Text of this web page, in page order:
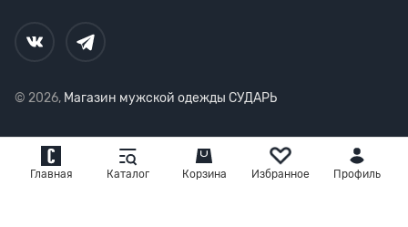
Главная Каталог Корзина Избранное Профиль
© 2026, Магазин мужской одежды СУДАРЬ